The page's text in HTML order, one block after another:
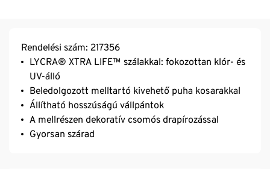
Rendelési szám: 217356
LYCRA® XTRA LIFE™ szálakkal: fokozottan klór- és
UV-álló
Beledolgozott melltartó kivehető puha kosarakkal
Állítható hosszúságú vállpántok
A mellrészen dekoratív csomós drapírozással
Gyorsan szárad